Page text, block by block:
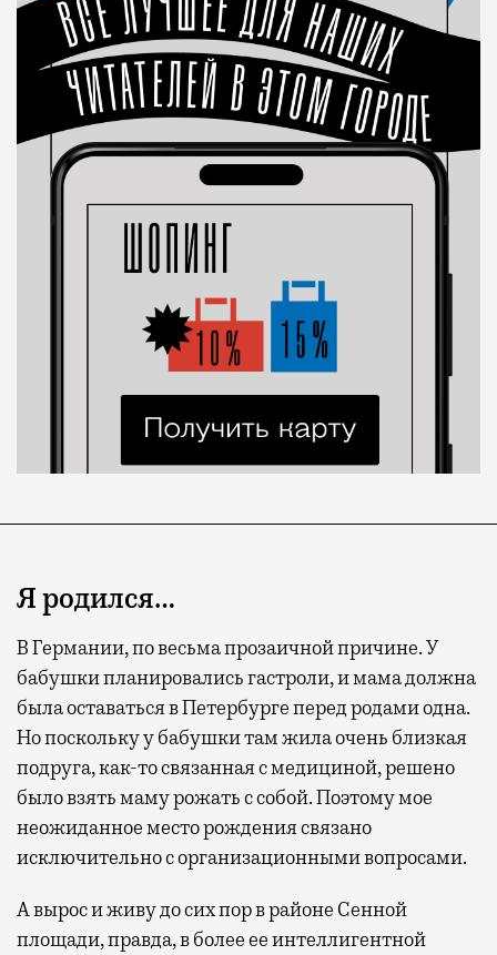
Современный путешественник часто берет
с собой не только чемодан, но и ноутбук.
А ожидание рейса все чаще превращается
не в потерянное время, а в возможность
спокойно закончить дела или спланировать
активности в путешествии, например
забронировать нужные билеты и рестораны.
Я родился…
В Германии, по весьма прозаичной причине. У
бабушки планировались гастроли, и мама должна
была оставаться в Петербурге перед родами одна.
Но поскольку у бабушки там жила очень близкая
подруга, как-то связанная с медициной, решено
было взять маму рожать с собой. Поэтому мое
неожиданное место рождения связано
исключительно с организационными вопросами.
А вырос и живу до сих пор в районе Сенной
площади, правда, в более ее интеллигентной